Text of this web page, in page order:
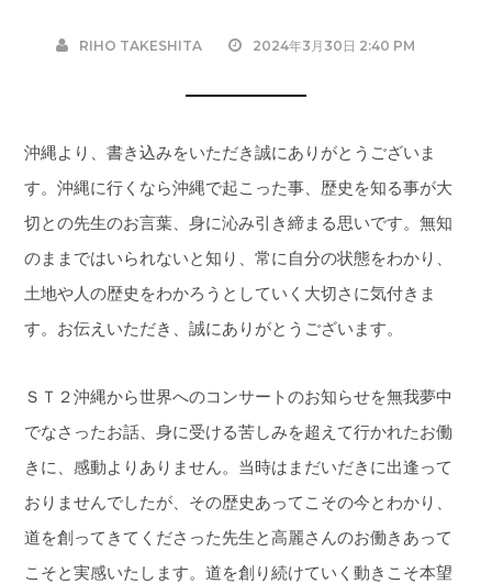
RIHO TAKESHITA 2024年3月30日 2:40 PM
沖縄より、書き込みをいただき誠にありがとうございま
す。沖縄に行くなら沖縄で起こった事、歴史を知る事が大
切との先生のお言葉、身に沁み引き締まる思いです。無知
のままではいられないと知り、常に自分の状態をわかり、
土地や人の歴史をわかろうとしていく大切さに気付きま
す。お伝えいただき、誠にありがとうございます。
ＳＴ２沖縄から世界へのコンサートのお知らせを無我夢中
でなさったお話、身に受ける苦しみを超えて行かれたお働
きに、感動よりありません。当時はまだいだきに出逢って
おりませんでしたが、その歴史あってこその今とわかり、
道を創ってきてくださった先生と高麗さんのお働きあって
こそと実感いたします。道を創り続けていく動きこそ本望